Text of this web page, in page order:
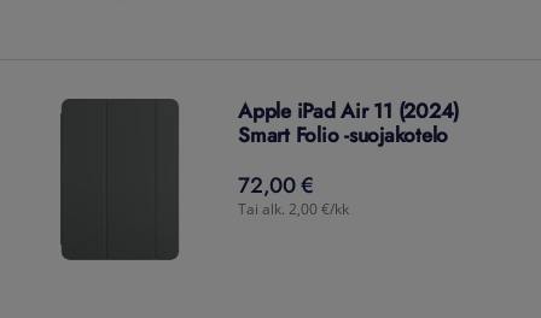
Apple iPad Air 11 (2024)
Smart Folio -suojakotelo
72,00 €
72,00€
Tai alk. 2,00 €/kk